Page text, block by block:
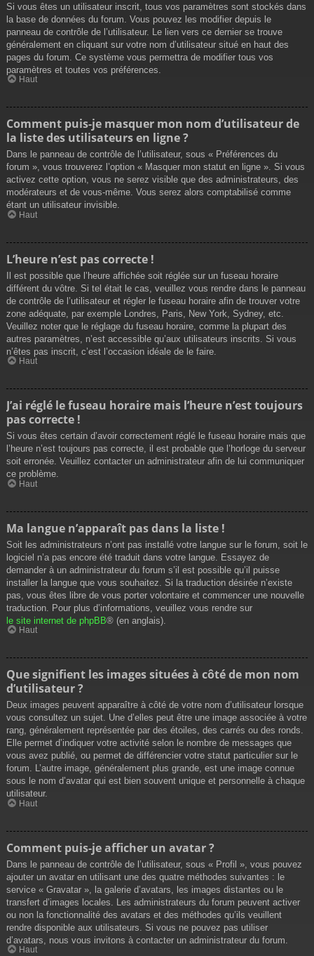
Si vous êtes un utilisateur inscrit, tous vos paramètres sont stockés dans
la base de données du forum. Vous pouvez les modifier depuis le
panneau de contrôle de l’utilisateur. Le lien vers ce dernier se trouve
généralement en cliquant sur votre nom d’utilisateur situé en haut des
pages du forum. Ce système vous permettra de modifier tous vos
paramètres et toutes vos préférences.
Haut
Comment puis-je masquer mon nom d’utilisateur de
la liste des utilisateurs en ligne ?
Dans le panneau de contrôle de l’utilisateur, sous « Préférences du
forum », vous trouverez l’option « Masquer mon statut en ligne ». Si vous
activez cette option, vous ne serez visible que des administrateurs, des
modérateurs et de vous-même. Vous serez alors comptabilisé comme
étant un utilisateur invisible.
Haut
L’heure n’est pas correcte !
Il est possible que l’heure affichée soit réglée sur un fuseau horaire
différent du vôtre. Si tel était le cas, veuillez vous rendre dans le panneau
de contrôle de l’utilisateur et régler le fuseau horaire afin de trouver votre
zone adéquate, par exemple Londres, Paris, New York, Sydney, etc.
Veuillez noter que le réglage du fuseau horaire, comme la plupart des
autres paramètres, n’est accessible qu’aux utilisateurs inscrits. Si vous
n’êtes pas inscrit, c’est l’occasion idéale de le faire.
Haut
J’ai réglé le fuseau horaire mais l’heure n’est toujours
pas correcte !
Si vous êtes certain d’avoir correctement réglé le fuseau horaire mais que
l’heure n’est toujours pas correcte, il est probable que l’horloge du serveur
soit erronée. Veuillez contacter un administrateur afin de lui communiquer
ce problème.
Haut
Ma langue n’apparaît pas dans la liste !
Soit les administrateurs n’ont pas installé votre langue sur le forum, soit le
logiciel n’a pas encore été traduit dans votre langue. Essayez de
demander à un administrateur du forum s’il est possible qu’il puisse
installer la langue que vous souhaitez. Si la traduction désirée n’existe
pas, vous êtes libre de vous porter volontaire et commencer une nouvelle
traduction. Pour plus d’informations, veuillez vous rendre sur
le site internet de phpBB® (en anglais).
Haut
Que signifient les images situées à côté de mon nom
d’utilisateur ?
Deux images peuvent apparaître à côté de votre nom d’utilisateur lorsque
vous consultez un sujet. Une d’elles peut être une image associée à votre
rang, généralement représentée par des étoiles, des carrés ou des ronds.
Elle permet d’indiquer votre activité selon le nombre de messages que
vous avez publié, ou permet de différencier votre statut particulier sur le
forum. L’autre image, généralement plus grande, est une image connue
sous le nom d’avatar qui est bien souvent unique et personnelle à chaque
utilisateur.
Haut
Comment puis-je afficher un avatar ?
Dans le panneau de contrôle de l’utilisateur, sous « Profil », vous pouvez
ajouter un avatar en utilisant une des quatre méthodes suivantes : le
service « Gravatar », la galerie d’avatars, les images distantes ou le
transfert d’images locales. Les administrateurs du forum peuvent activer
ou non la fonctionnalité des avatars et des méthodes qu’ils veuillent
rendre disponible aux utilisateurs. Si vous ne pouvez pas utiliser
d’avatars, nous vous invitons à contacter un administrateur du forum.
Haut